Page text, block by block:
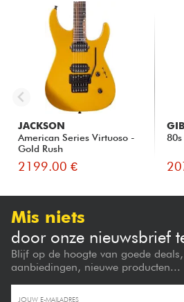
JACKSON
American Series Virtuoso -
Gold Rush
2199.00 €
Mis niets
door onze nieuwsbrief
Blijf op de hoogte van goede
aanbiedingen, nieuwe producten...